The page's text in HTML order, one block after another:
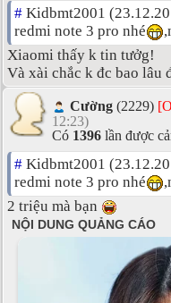
# Kidbmt2001
redmi note 3 pro nhé
Xiaomi thấy k tin tưởg!
Và xài chắc k đc bao lâu
Cường (2229)
12:23)
Có 1396 lần được
# Kidbmt2001
redmi note 3 pro nhé
2 triệu mà bạn